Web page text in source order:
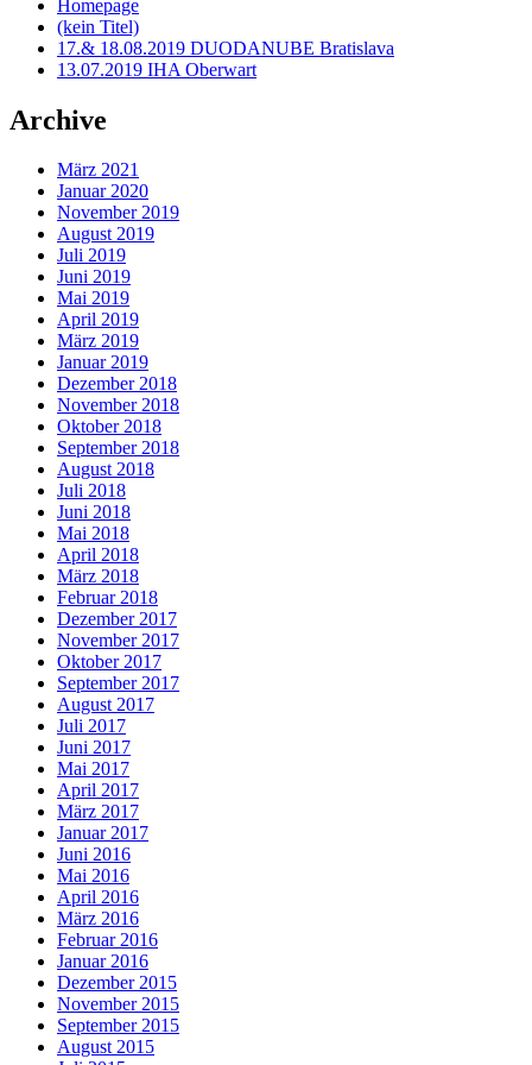
Homepage
(kein Titel)
17.& 18.08.2019 DUODANUBE Bratislava
13.07.2019 IHA Oberwart
Archive
März 2021
Januar 2020
November 2019
August 2019
Juli 2019
Juni 2019
Mai 2019
April 2019
März 2019
Januar 2019
Dezember 2018
November 2018
Oktober 2018
September 2018
August 2018
Juli 2018
Juni 2018
Mai 2018
April 2018
März 2018
Februar 2018
Dezember 2017
November 2017
Oktober 2017
September 2017
August 2017
Juli 2017
Juni 2017
Mai 2017
April 2017
März 2017
Januar 2017
Juni 2016
Mai 2016
April 2016
März 2016
Februar 2016
Januar 2016
Dezember 2015
November 2015
September 2015
August 2015